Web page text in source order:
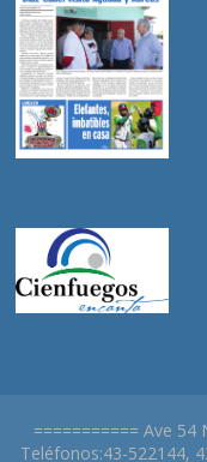
=========== Ave 54
Teléfonos:43-522144,